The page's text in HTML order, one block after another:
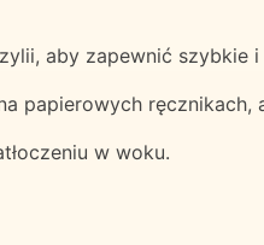
aby zapewnić szybkie i
papierowych ręcznikach,
w woku.